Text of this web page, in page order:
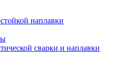
наплавки
сварки и наплавки